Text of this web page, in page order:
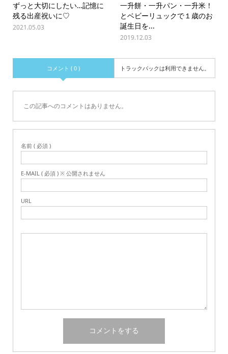
ずっと大切にしたい…記憶に
残る出産祝いに♡
2021.05.03
一升餅・一升パン・一升米！
とベビーリュックで１歳のお
誕生日を...
2019.12.03
コメント ( 0 ) トラックバックは利用できません。
この記事へのコメントはありません。
名前 ( 必須 )
E-MAIL ( 必須 ) ※ 公開されません
URL